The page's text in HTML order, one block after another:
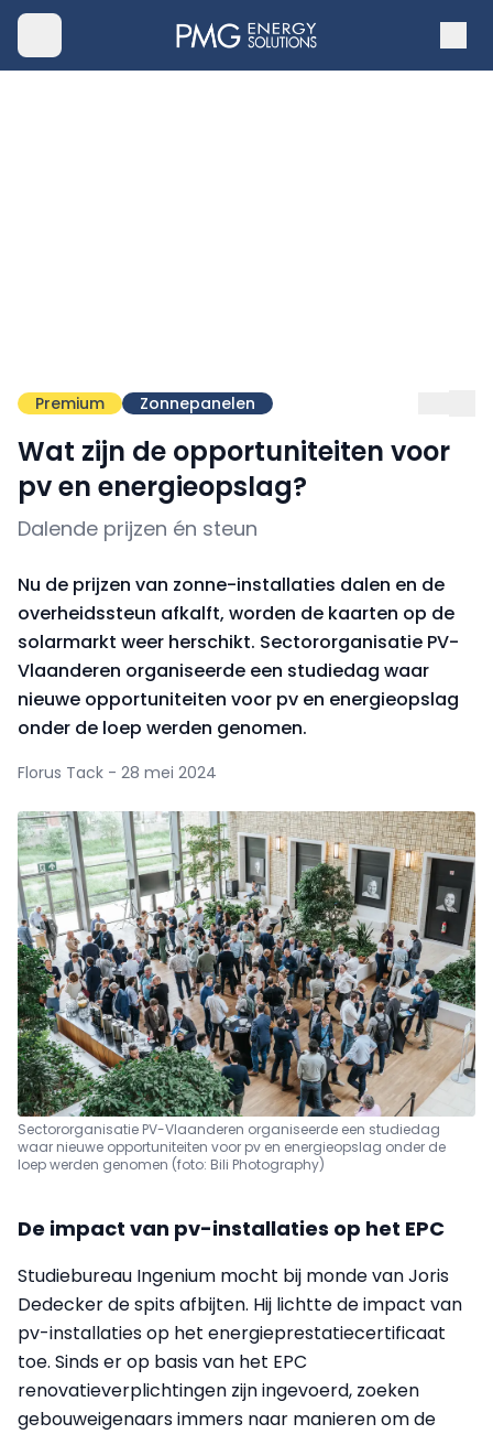
Premium Zonnepanelen
Wat zijn de opportuniteiten voor
pv en energieopslag?
Dalende prijzen én steun
Nu de prijzen van zonne-installaties dalen en de
overheidssteun afkalft, worden de kaarten op de
solarmarkt weer herschikt. Sectororganisatie PV-
Vlaanderen organiseerde een studiedag waar
nieuwe opportuniteiten voor pv en energieopslag
onder de loep werden genomen.
Florus Tack - 28 mei 2024
Sectororganisatie PV-Vlaanderen organiseerde een studiedag
waar nieuwe opportuniteiten voor pv en energieopslag onder de
loep werden genomen (foto: Bili Photography)
De impact van pv-installaties op het EPC
Studiebureau Ingenium mocht bij monde van Joris
Dedecker de spits afbijten. Hij lichtte de impact van
pv-installaties op het energieprestatiecertificaat
toe. Sinds er op basis van het EPC
renovatieverplichtingen zijn ingevoerd, zoeken
gebouweigenaars immers naar manieren om de